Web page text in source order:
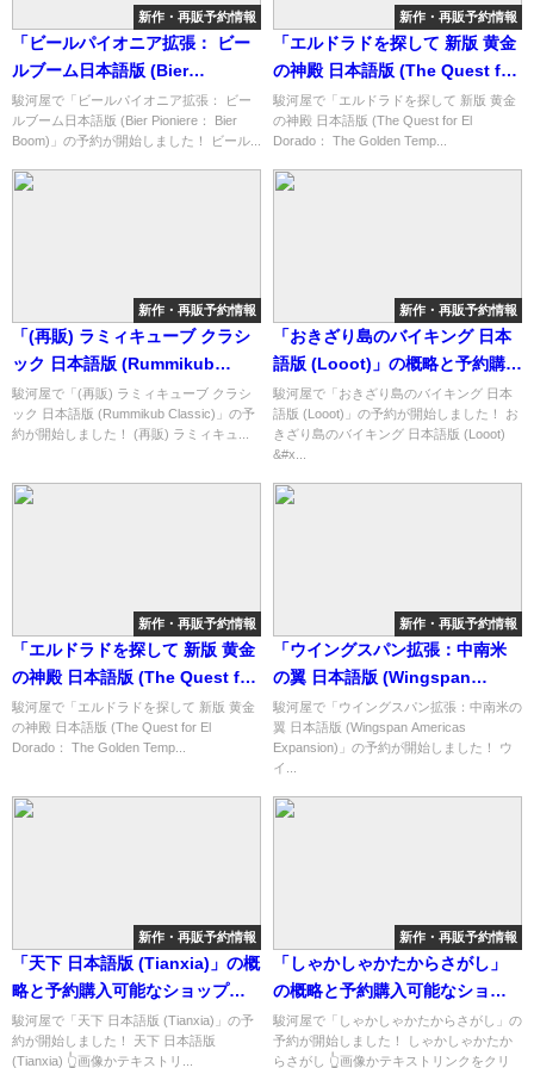
新作・再販予約情報
「ビールパイオニア拡張： ビー
ルブーム日本語版 (Bier
Pioniere： Bier Boom)」の概略
と予約購入可能なショップ紹
駿河屋で「ビールパイオニア拡張： ビー
ルブーム日本語版 (Bier Pioniere： Bier
Boom)」の予約が開始しました！ ビール...
新作・再販予約情報
「エルドラドを探して 新版 黄金
の神殿 日本語版 (The Quest for
El Dorado： The Golden
Temples)」の概略と予約購入可
駿河屋で「エルドラドを探して 新版 黄金
の神殿 日本語版 (The Quest for El
Dorado： The Golden Temp...
新作・再販予約情報
「(再販) ラミィキューブ クラシ
ック 日本語版 (Rummikub
Classic)」の概略と予約購入可能
なショップ紹介！
駿河屋で「(再販) ラミィキューブ クラシ
ック 日本語版 (Rummikub Classic)」の予
約が開始しました！ (再販) ラミィキュ...
新作・再販予約情報
「おきざり島のバイキング 日本
語版 (Looot)」の概略と予約購入
可能なショップ紹介！
駿河屋で「おきざり島のバイキング 日本
語版 (Looot)」の予約が開始しました！ お
きざり島のバイキング 日本語版 (Looot)
&#x...
新作・再販予約情報
「エルドラドを探して 新版 黄金
の神殿 日本語版 (The Quest for
El Dorado： The Golden
Temples)」の概略と予約購入可
駿河屋で「エルドラドを探して 新版 黄金
の神殿 日本語版 (The Quest for El
Dorado： The Golden Temp...
新作・再販予約情報
「ウイングスパン拡張：中南米
の翼 日本語版 (Wingspan
Americas Expansion)」の概略
と予約購入可能なショップ紹
介！
駿河屋で「ウイングスパン拡張：中南米の
翼 日本語版 (Wingspan Americas
Expansion)」の予約が開始しました！ ウ
イ...
新作・再販予約情報
「天下 日本語版 (Tianxia)」の概
略と予約購入可能なショップ紹
介！
駿河屋で「天下 日本語版 (Tianxia)」の予
約が開始しました！ 天下 日本語版
(Tianxia) 👆画像かテキストリ...
新作・再販予約情報
「しゃかしゃかたからさがし」
の概略と予約購入可能なショッ
プ紹介！
駿河屋で「しゃかしゃかたからさがし」の
予約が開始しました！ しゃかしゃかたか
らさがし 👆画像かテキストリンクをクリ